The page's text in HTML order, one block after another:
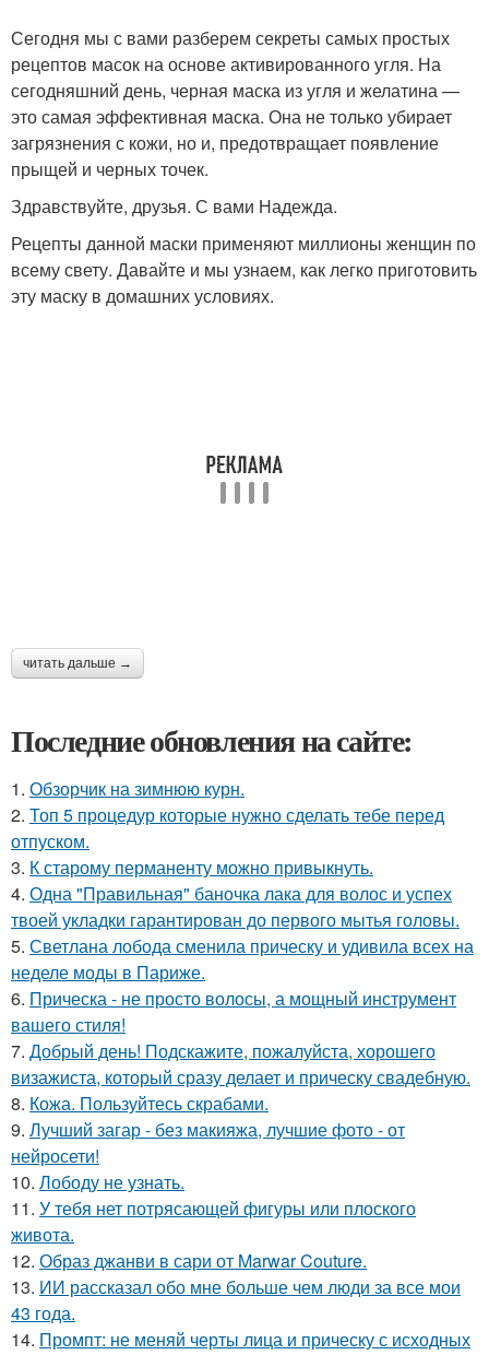
Сегодня мы с вами разберем секреты самых простых
рецептов масок на основе активированного угля. На
сегодняшний день, черная маска из угля и желатина —
это самая эффективная маска. Она не только убирает
загрязнения с кожи, но и, предотвращает появление
прыщей и черных точек.
Здравствуйте, друзья. С вами Надежда.
Рецепты данной маски применяют миллионы женщин по
всему свету. Давайте и мы узнаем, как легко приготовить
эту маску в домашних условиях.
читать дальше →
Последние обновления на сайте:
1. Обзорчик на зимнюю курн.
2. Топ 5 процедур которые нужно сделать тебе перед
отпуском.
3. К старому перманенту можно привыкнуть.
4. Одна "Правильная" баночка лака для волос и успех
твоей укладки гарантирован до первого мытья головы.
5. Светлана лобода сменила прическу и удивила всех на
неделе моды в Париже.
6. Прическа - не просто волосы, а мощный инструмент
вашего стиля!
7. Добрый день! Подскажите, пожалуйста, хорошего
визажиста, который сразу делает и прическу свадебную.
8. Кожа. Пользуйтесь скрабами.
9. Лучший загар - без макияжа, лучшие фото - от
нейросети!
10. Лободу не узнать.
11. У тебя нет потрясающей фигуры или плоского
живота.
12. Образ джанви в сари от Marwar Couture.
13. ИИ рассказал обо мне больше чем люди за все мои
43 года.
14. Промпт: не меняй черты лица и прическу с исходных